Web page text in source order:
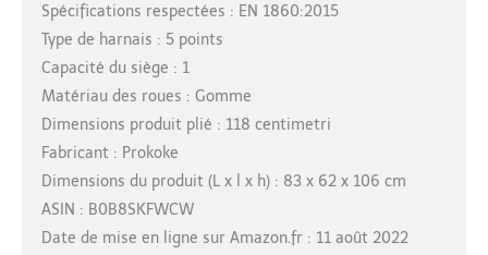
Spécifications respectées : EN 1860:2015
Type de harnais : 5 points
Capacité du siège : 1
Matériau des roues : Gomme
Dimensions produit plié : 118 centimetri
Fabricant : Prokoke
Dimensions du produit (L x l x h) : 83 x 62 x 106 cm
ASIN : B0B8SKFWCW
Date de mise en ligne sur Amazon.fr : 11 août 2022